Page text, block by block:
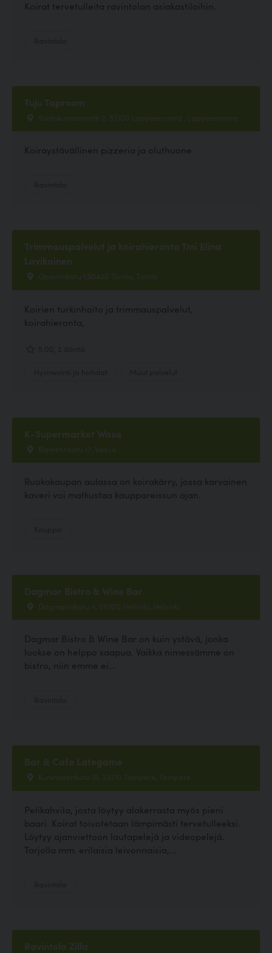
Koirat tervetulleita ravintolan asiakastiloihin.
Tuju Taproom
Soittokunnanraitti 2, 53100 Lappeenranta , Lappeenranta
Koiraystävällinen pizzeria ja oluthuone
Trimmauspalvelut ja koirahieronta Tmi Elina
Lavikainen
Opastinkatu 1,95420 Tornio, Tornio
Koirien turkinhoito ja trimmauspalvelut,
koirahieronta,
K-Supermarket Wasa
Klemetinkatu 17, Vaasa
Ruokakaupan aulassa on koirakärry, jossa karvainen
kaveri voi matkustaa kauppareissun ajan.
Dagmar Bistro & Wine Bar
Dagmarinkatu 4, 00100 Helsinki, Helsinki
Dagmar Bistro & Wine Bar on kuin ystävä, jonka
luokse on helppo saapua. Vaikka nimessämme on
bistro, niin emme ei...
Bar & Cafe Lategame
Kuninkaankatu 19, 33210 Tampere, Tampere
Pelikahvila, josta löytyy alakerrasta myös pieni
baari. Koirat toivotetaan lämpimästi tervetulleeksi.
Löytyy ajanviettoon lautapelejä ja videopelejä.
Tarjolla mm. erilaisia leivonnaisia,...
Ravintola Zilla